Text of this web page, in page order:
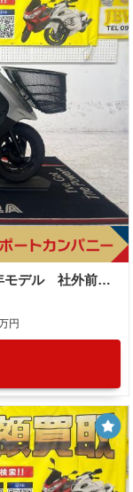
ヤマハ ＪＯＧ ＳＡ５５Ｊ型 ２０１５年モデル 社外前カゴ センタースタンド リアキャリア
円